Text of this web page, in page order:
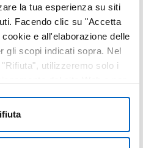
la tua esperienza su siti
Facendo clic su "Accetta
e all'elaborazione delle
gli scopi indicati sopra. Nel
utilizzeremo solo i
e personalizzare il nostro sito
puoi visualizzare, modificare
pagina.
di un account
credenziali OWA
l’accesso,
e al